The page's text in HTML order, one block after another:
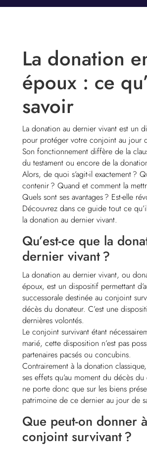
La donation
époux : ce
savoir
La donation au dernier vivant est un
pour protéger votre conjoint au jour
Son fonctionnement diffère de la
du testament ou encore de la
Alors, de quoi s’agit-il exactement ?
contenir ? Quand et comment la
Quels sont ses avantages ? Est-elle
Découvrez dans ce guide tout ce
la donation au dernier vivant.
Qu’est-ce que la
dernier vivant ?
La donation au dernier vivant, ou
époux, est un dispositif permettant
successorale destinée au conjoint
décès du donateur. C’est une
dernières volontés.
Le conjoint survivant étant
marié, cette disposition n’est pas
partenaires pacsés ou concubins.
Contrairement à la donation
ses effets qu’au moment du décès
ne porte donc que sur les biens
patrimoine de ce dernier au jour de
Que peut-on donner
conjoint survivant ?